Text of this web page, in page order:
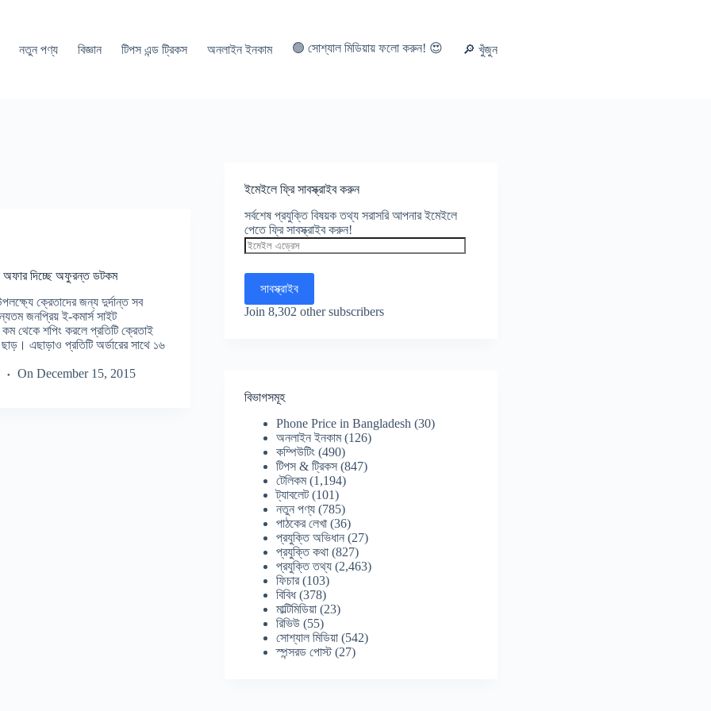
নতুন পণ্য বিজ্ঞান টিপস এন্ড ট্রিকস অনলাইন ইনকাম 🟢 সোশ্যাল মিডিয়ায় ফলো করুন! 😍 🔎 খুঁজুন
অফার দিচ্ছে অফুরন্ত ডটকম
ক্রেতাদের জন্য দুর্দান্ত সব
জনপ্রিয় ই-কমার্স সাইট
শপিং করলে প্রতিটি ক্রেতাই
এছাড়াও প্রতিটি অর্ডারের সাথে ১৬
On December 15, 2015
ইমেইলে ফ্রি সাবস্ক্রাইব করুন
সর্বশেষ প্রযুক্তি বিষয়ক তথ্য সরাসরি আপনার ইমেইলে
পেতে ফ্রি সাবস্ক্রাইব করুন!
ইমেইল
এড্রেস
সাবস্ক্রাইব
Join 8,302 other subscribers
বিভাগসমূহ
Phone Price in Bangladesh (30)
অনলাইন ইনকাম(126)
কম্পিউটিং (490)
টিপস & ট্রিকস (847)
টেলিকম(1,194)
ট্যাবলেট(101)
নতুন পণ্য (785)
পাঠকের লেখা (36)
প্রযুক্তি অভিধান (27)
প্রযুক্তি কথা (827)
প্রযুক্তি তথ্য (2,463)
ফিচার(103)
বিবিধ(378)
মাল্টিমিডিয়া (23)
রিভিউ (55)
সোশ্যাল মিডিয়া (542)
স্পন্সরড পোস্ট(27)